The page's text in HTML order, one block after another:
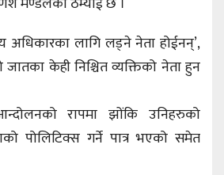
अधिकारका लागि लड्ने नेता होईनन्’,
केही निश्चित व्यक्तिको नेता हुन
रापमा झोंकि उनिहरुको
पोलिटिक्स गर्ने पात्र भएको समेत